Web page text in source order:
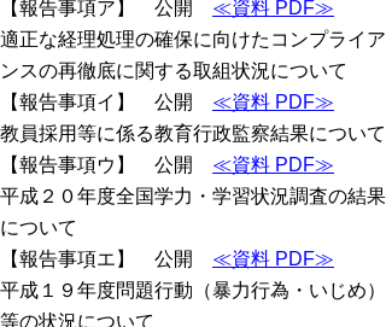
【報告事項ア】 公開 ≪資料 PDF≫
適正な経理処理の確保に向けたコンプライア
ンスの再徹底に関する取組状況について
【報告事項イ】 公開 ≪資料 PDF≫
教員採用等に係る教育行政監察結果について
【報告事項ウ】 公開 ≪資料 PDF≫
平成２０年度全国学力・学習状況調査の結果
について
【報告事項エ】 公開 ≪資料 PDF≫
平成１９年度問題行動（暴力行為・いじめ）
等の状況について